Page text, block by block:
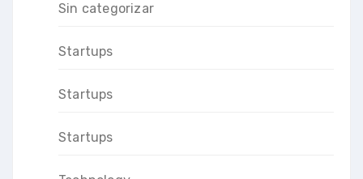
Sin categorizar
Startups
Startups
Startups